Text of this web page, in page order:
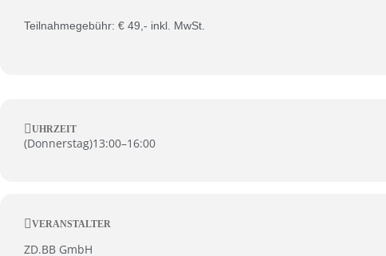
Teilnahmegebühr: € 49,- inkl. MwSt.
UHRZEIT
(Donnerstag)13:00–16:00
VERANSTALTER
ZD.BB GmbH